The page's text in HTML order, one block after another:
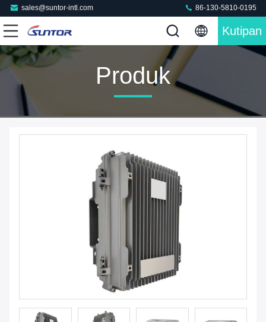
sales@suntor-intl.com 86-130-5810-0195
Kutipan
Produk